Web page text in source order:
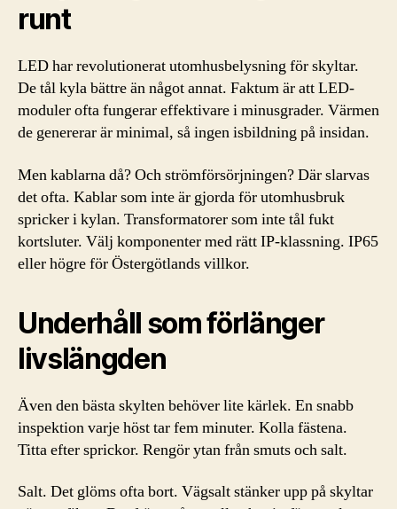
runt
LED har revolutionerat utomhusbelysning för skyltar.
De tål kyla bättre än något annat. Faktum är att LED-
moduler ofta fungerar effektivare i minusgrader. Värmen
de genererar är minimal, så ingen isbildning på insidan.
Men kablarna då? Och strömförsörjningen? Där slarvas
det ofta. Kablar som inte är gjorda för utomhusbruk
spricker i kylan. Transformatorer som inte tål fukt
kortsluter. Välj komponenter med rätt IP-klassning. IP65
eller högre för Östergötlands villkor.
Underhåll som förlänger
livslängden
Även den bästa skylten behöver lite kärlek. En snabb
inspektion varje höst tar fem minuter. Kolla fästena.
Titta efter sprickor. Rengör ytan från smuts och salt.
Salt. Det glöms ofta bort. Vägsalt stänker upp på skyltar